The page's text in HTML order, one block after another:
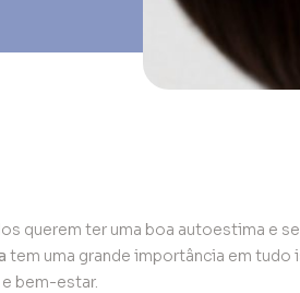
querem ter uma boa autoestima e
tem uma grande importância em tudo
bem-estar.